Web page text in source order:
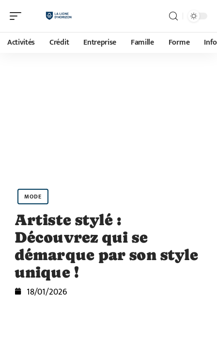
Activités Crédit Entreprise Famille Forme
MODE
Artiste stylé :
Découvrez qui se
démarque par son style
unique !
18/01/2026